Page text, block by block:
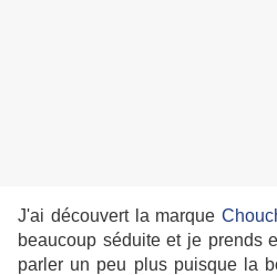
J'ai découvert la marque
beaucoup séduite et je prends
parler un peu plus puisque la